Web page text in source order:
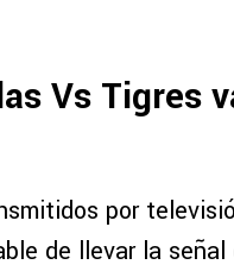
Vs Tigres
por
de llevar la señal